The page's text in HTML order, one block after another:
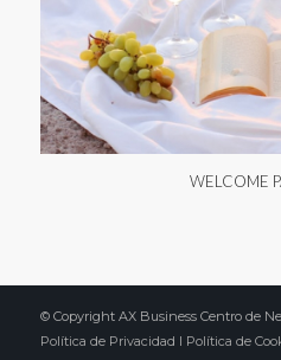
WELCOME
© Copyright AX Business Centro de
Política de Privacidad I Política de